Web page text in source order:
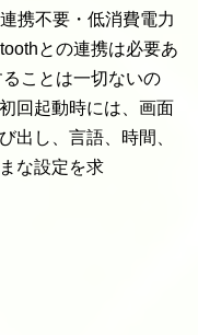
携不要・低消費電力
との連携は必要あ
ことは一切ないの
回起動時には、画面
出し、言語、時間、
な設定を求